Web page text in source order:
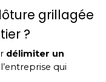
grillagée
?
délimiter un
qui